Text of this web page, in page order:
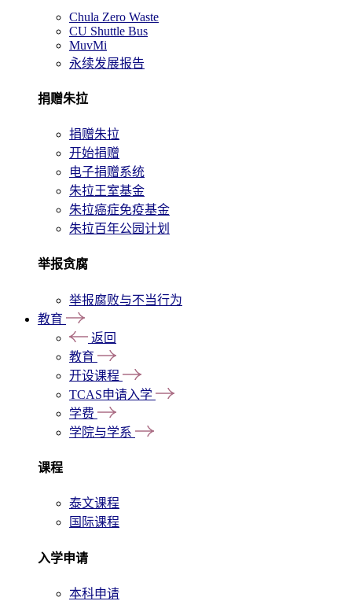
Chula Zero Waste
CU Shuttle Bus
MuvMi
永续发展报告
捐赠朱拉
捐赠朱拉
开始捐赠
电子捐赠系统
朱拉王室基金
朱拉癌症免疫基金
朱拉百年公园计划
举报贪腐
举报腐败与不当行为
教育
返回
教育
开设课程
TCAS申请入学
学费
学院与学系
课程
泰文课程
国际课程
入学申请
本科申请